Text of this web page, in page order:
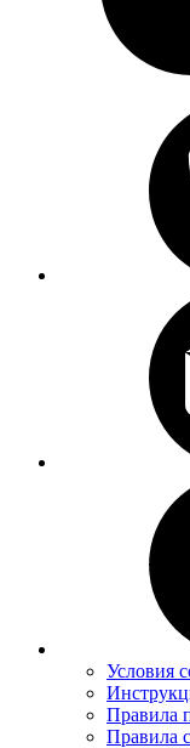
Условия
Правила
Правила